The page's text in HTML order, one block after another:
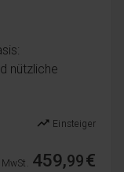
nützliche
trending_up Einsteiger
459,99€